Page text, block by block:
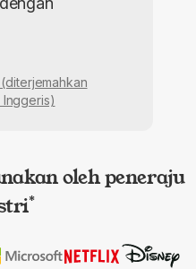
Inggeris)
oleh peneraju
*